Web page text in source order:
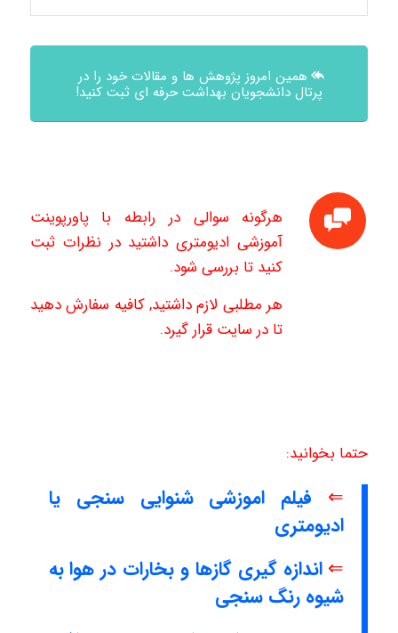
همین امروز پژوهش ها و مقالات خود را در
پرتال دانشجویان بهداشت حرفه ای ثبت کنید!
هرگونه سوالی در رابطه با پاورپوینت
آموزشی ادیومتری داشتید در نظرات ثبت
کنید تا بررسی شود.
هر مطلبی لازم داشتید, کافیه سفارش دهید
تا در سایت قرار گیرد.
حتما بخوانید:
⇐
فیلم اموزشی شنوایی سنجی یا
ادیومتری
⇐ اندازه گیری گازها و بخارات در هوا به
شیوه رنگ سنجی